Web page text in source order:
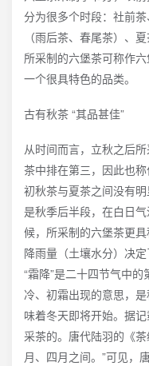
分为很多个时段：社前
（雨后茶、春尾茶）、
所采制的六堡茶可称作
一个很具特色的品类。
古有秋茶 “其品甚佳”
从时间而言，立秋之后
茶中排在第三，因此也称
初秋茶与夏茶之间没有
是秋季后半段，在白日
候，所采制的六堡茶更
降雨量（土壤水分）决定
“霜降”是二十四节气中
冷、初霜出现的意思，
味着冬天即将开始。据
采茶的。唐代陆羽的《
月、四月之间。”可见，